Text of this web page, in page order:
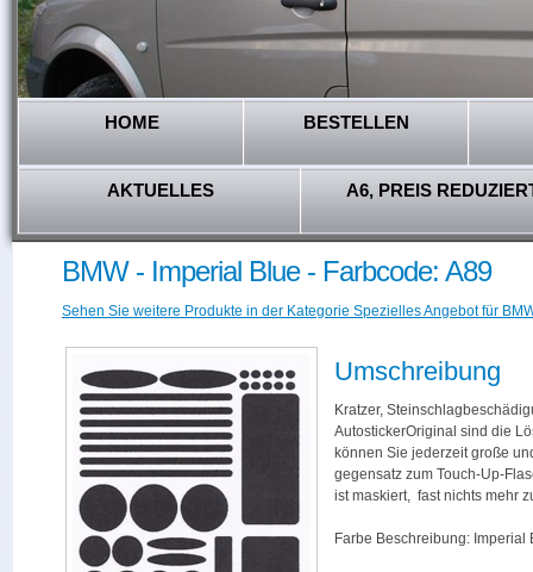
HOME BESTELLEN
AKTUELLES A6, PREIS
BMW - Imperial Blue - Farbcode: A89
Sehen Sie weitere Produkte in der Kategorie Spezielles Angebot für
Umschreibung
Kratzer,
AutostickerOriginal sind die
können Sie jederzeit große
gegensatz zum Touch-Up-
ist maskiert, fast nichts mehr
Farbe Beschreibung: Imperial